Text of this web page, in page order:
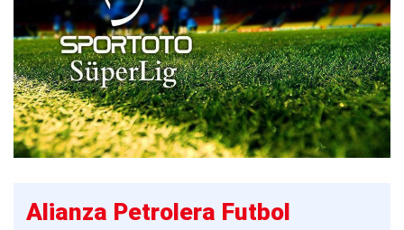
Alianza Petrolera Futbol